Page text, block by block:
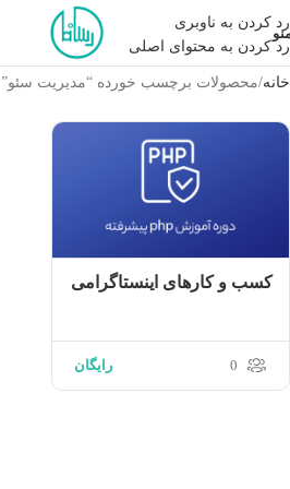
رد کردن به ناوبری
رد کردن به محتوای اصلی
خانه محصولات برچسب خورده “مدیریت سئو”
کسب‌ و کارهای اینستاگرامی
0 رایگان